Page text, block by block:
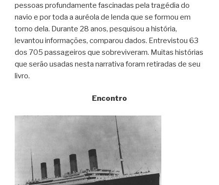
pessoas profundamente fascinadas pela tragédia do
navio e por toda a auréola de lenda que se formou em
torno dela. Durante 28 anos, pesquisou a história,
levantou informações, comparou dados. Entrevistou 63
dos 705 passageiros que sobreviveram. Muitas histórias
que serão usadas nesta narrativa foram retiradas de seu
livro.
Encontro